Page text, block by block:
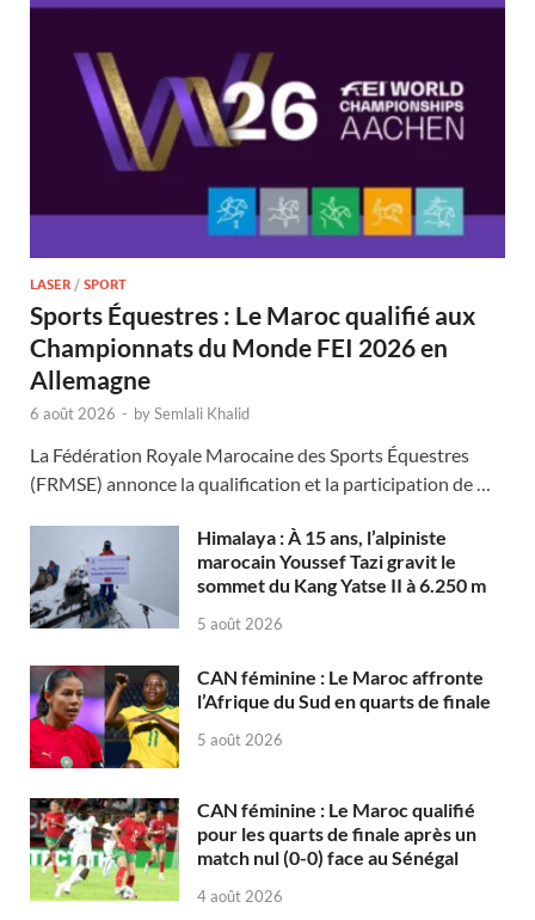
LASER / SPORT
Sports Équestres : Le Maroc qualifié aux
Championnats du Monde FEI 2026 en
Allemagne
6 août 2026 - bySemlali Khalid
La Fédération Royale Marocaine des Sports Équestres
(FRMSE) annonce la qualification et la participation de …
Himalaya : À 15 ans, l’alpiniste
marocain Youssef Tazi gravit le
sommet du Kang Yatse II à 6.250 m
5 août 2026
CAN féminine : Le Maroc affronte
l’Afrique du Sud en quarts de finale
5 août 2026
CAN féminine : Le Maroc qualifié
pour les quarts de finale après un
match nul (0-0) face au Sénégal
4 août 2026